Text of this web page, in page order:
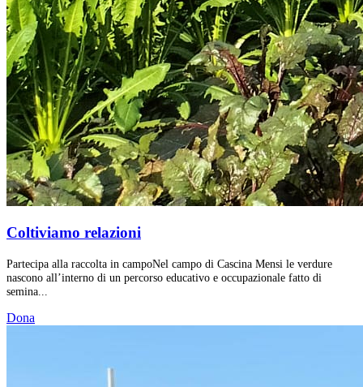
Coltiviamo relazioni
Partecipa alla raccolta in campoNel campo di Cascina Mensi le verdure
nascono all’interno di un percorso educativo e occupazionale fatto di
semina...
Dona